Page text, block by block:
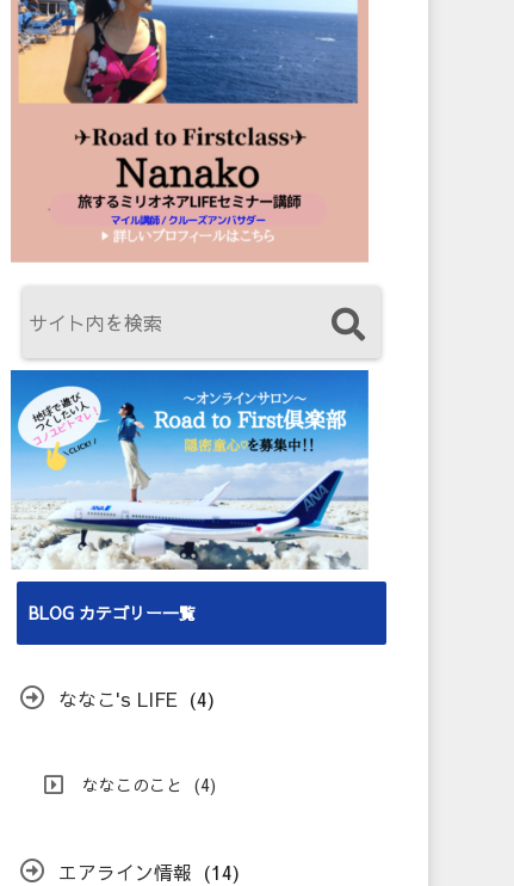
BLOG カテゴリー一覧
ななこ's LIFE (4)
ななこのこと (4)
エアライン情報 (14)